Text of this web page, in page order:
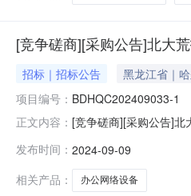
[竞争磋商][采购公告]北大
招标｜招标公告 黑龙江省｜
项目编号： BDHQC202409033-1
正文内容： [竞争磋商][采购公告]
地点及交货期：哈尔滨
发布时间： 2024-09-09
相关产品：
办公网络设备